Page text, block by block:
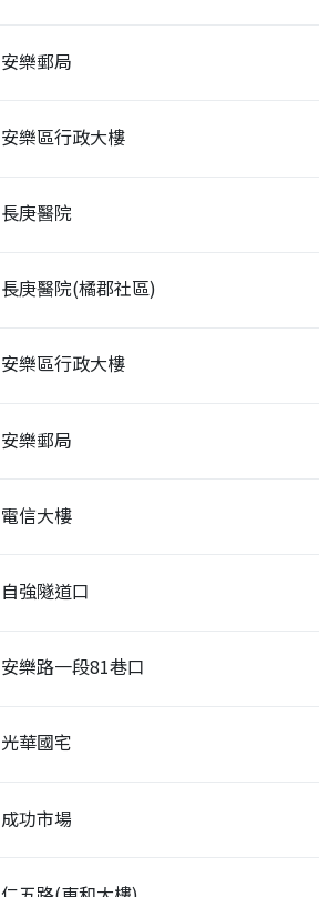
安樂郵局
安樂區行政大樓
長庚醫院
長庚醫院(橘郡社區)
安樂區行政大樓
安樂郵局
電信大樓
自強隧道口
安樂路一段81巷口
光華國宅
成功市場